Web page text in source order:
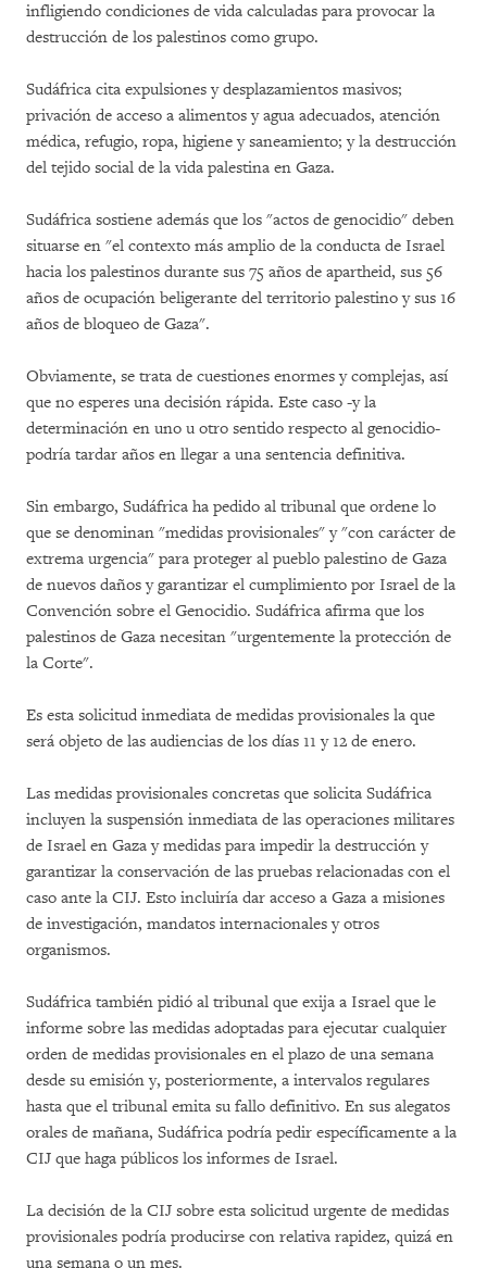
infligiendo condiciones de vida calculadas para provocar la
destrucción de los palestinos como grupo.
Sudáfrica cita expulsiones y desplazamientos masivos;
privación de acceso a alimentos y agua adecuados, atención
médica, refugio, ropa, higiene y saneamiento; y la destrucción
del tejido social de la vida palestina en Gaza.
Sudáfrica sostiene además que los "actos de genocidio" deben
situarse en "el contexto más amplio de la conducta de Israel
hacia los palestinos durante sus 75 años de apartheid, sus 56
años de ocupación beligerante del territorio palestino y sus 16
años de bloqueo de Gaza".
Obviamente, se trata de cuestiones enormes y complejas, así
que no esperes una decisión rápida. Este caso -y la
determinación en uno u otro sentido respecto al genocidio-
podría tardar años en llegar a una sentencia definitiva.
Sin embargo, Sudáfrica ha pedido al tribunal que ordene lo
que se denominan "medidas provisionales" y "con carácter de
extrema urgencia" para proteger al pueblo palestino de Gaza
de nuevos daños y garantizar el cumplimiento por Israel de la
Convención sobre el Genocidio. Sudáfrica afirma que los
palestinos de Gaza necesitan "urgentemente la protección de
la Corte".
Es esta solicitud inmediata de medidas provisionales la que
será objeto de las audiencias de los días 11 y 12 de enero.
Las medidas provisionales concretas que solicita Sudáfrica
incluyen la suspensión inmediata de las operaciones militares
de Israel en Gaza y medidas para impedir la destrucción y
garantizar la conservación de las pruebas relacionadas con el
caso ante la CIJ. Esto incluiría dar acceso a Gaza a misiones
de investigación, mandatos internacionales y otros
organismos.
Sudáfrica también pidió al tribunal que exija a Israel que le
informe sobre las medidas adoptadas para ejecutar cualquier
orden de medidas provisionales en el plazo de una semana
desde su emisión y, posteriormente, a intervalos regulares
hasta que el tribunal emita su fallo definitivo. En sus alegatos
orales de mañana, Sudáfrica podría pedir específicamente a la
CIJ que haga públicos los informes de Israel.
La decisión de la CIJ sobre esta solicitud urgente de medidas
provisionales podría producirse con relativa rapidez, quizá en
una semana o un mes.